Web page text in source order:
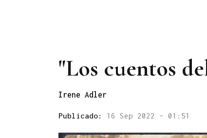
"Los cuentos
Irene Adler
Publicado: 16 Sep 2022 - 01:51